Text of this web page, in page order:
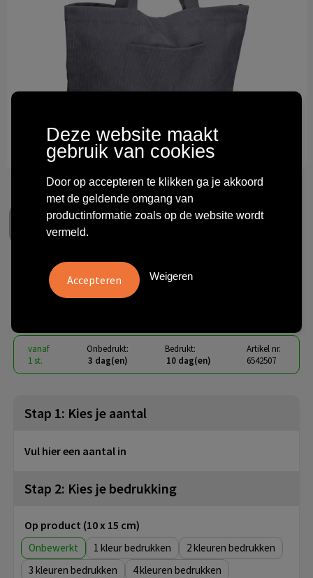
Technologie & gadgets
Overig
Polyester corduroy shopper
vanaf
1 st.
Onbedrukt:
3 dag(en)
Bedrukt:
10 dag(en)
Artikel nr.
6542507
Stap 1: Kies je aantal
Vul hier een aantal in
Stap 2: Kies je bedrukking
Op product (10 x 15 cm)
Onbewerkt 1
2
3
4
Deze website maakt
gebruik van cookies
Door op accepteren te klikken ga je akkoord
met de geldende omgang van
productinformatie zoals op de website wordt
vermeld.
Weigeren